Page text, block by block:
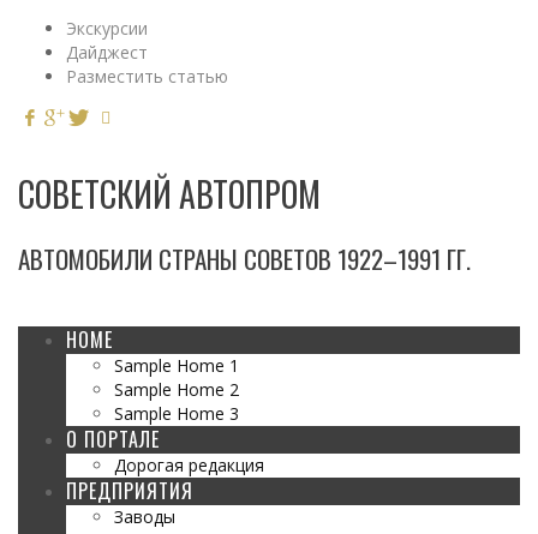
Экскурсии
Дайджест
Разместить статью
СОВЕТСКИЙ АВТОПРОМ
АВТОМОБИЛИ СТРАНЫ СОВЕТОВ 1922–1991 ГГ.
HOME
Sample Home 1
Sample Home 2
Sample Home 3
О ПОРТАЛЕ
Дорогая редакция
ПРЕДПРИЯТИЯ
Заводы